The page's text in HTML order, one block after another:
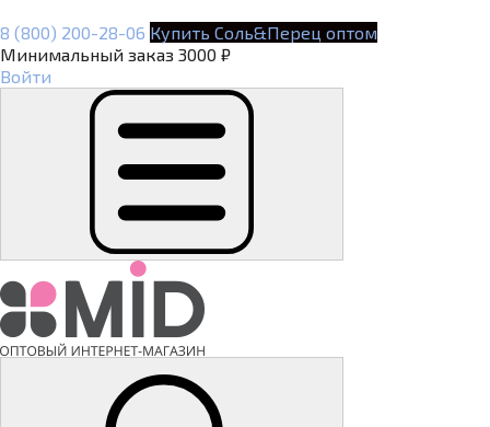
8 (800) 200-28-06 Купить Соль&Перец оптом
Минимальный заказ 3000 ₽
Войти